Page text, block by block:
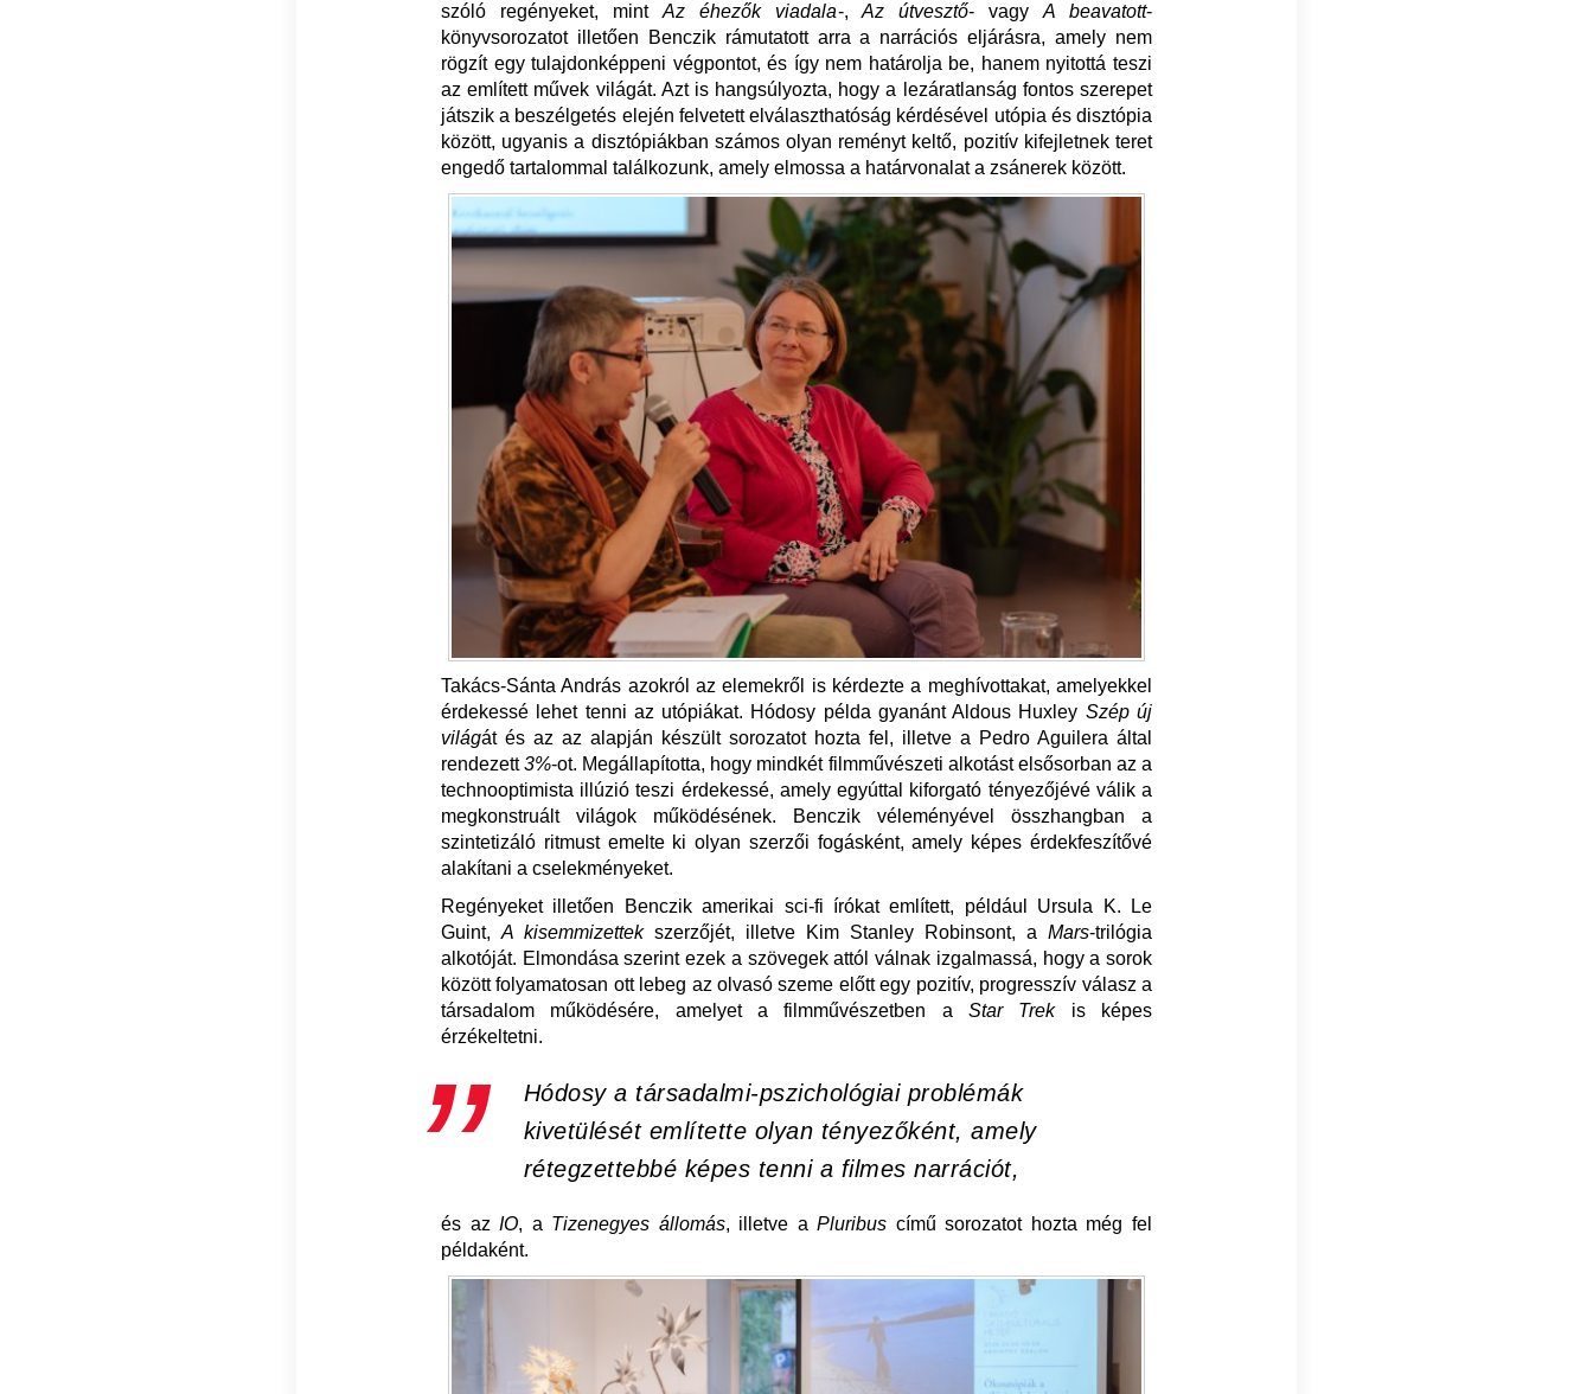
szóló regényeket, mintAz éhezők viadala-, Az útvesztő- vagy A beavatott-
könyvsorozatot illetően Benczik rámutatott arra a narrációs eljárásra, amely nem
rögzít egy tulajdonképpeni végpontot, és így nem határolja be, hanem nyitottá teszi
az említett művek világát. Azt is hangsúlyozta, hogy a lezáratlanság fontos szerepet
játszik a beszélgetés elején felvetett elválaszthatóság kérdésével utópia és disztópia
között, ugyanis a disztópiákban számos olyan reményt keltő, pozitív kifejletnek teret
engedő tartalommal találkozunk, amely elmossa a határvonalat a zsánerek között.
Takács-Sánta András azokról az elemekről is kérdezte a meghívottakat, amelyekkel
érdekessé lehet tenni az utópiákat. Hódosy példa gyanánt Aldous Huxley Szép új
világát és az az alapján készült sorozatot hozta fel, illetve a Pedro Aguilera által
rendezett3%-ot. Megállapította, hogy mindkét filmművészeti alkotást elsősorban az a
technooptimista illúzió teszi érdekessé, amely egyúttal kiforgató tényezőjévé válik a
megkonstruált világok működésének. Benczik véleményével összhangban a
szintetizáló ritmust emelte ki olyan szerzői fogásként, amely képes érdekfeszítővé
alakítani a cselekményeket.
Regényeket illetően Benczik amerikai sci-fi írókat említett, például Ursula K. Le
Guint, A kisemmizettekszerzőjét, illetve Kim Stanley Robinsont, a Mars-trilógia
alkotóját. Elmondása szerint ezek a szövegek attól válnak izgalmassá, hogy a sorok
között folyamatosan ott lebeg az olvasó szeme előtt egy pozitív, progresszív válasz a
társadalom működésére, amelyet a filmművészetben a Star Trekis képes
érzékeltetni.
Hódosy a társadalmi-pszichológiai problémák
kivetülését említette olyan tényezőként, amely
rétegzettebbé képes tenni a filmes narrációt,
és azIO, a Tizenegyes állomás, illetve aPluribus című sorozatot hozta még fel
példaként.